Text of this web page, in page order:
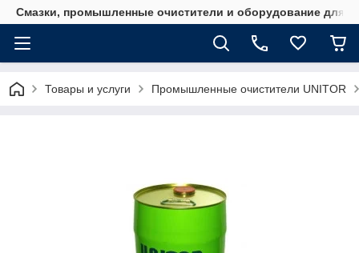
Смазки, промышленные очистители и оборудование для
Товары и услуги Промышленные очистители UNITOR